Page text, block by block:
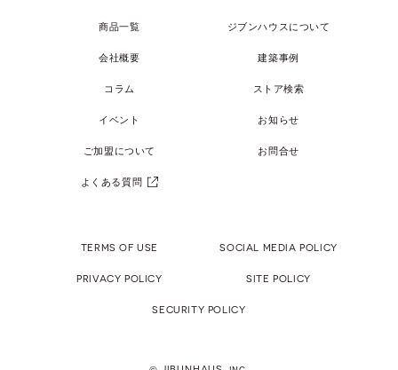
商品一覧 ジブンハウスについて
会社概要 建築事例
コラム ストア検索
イベント お知らせ
ご加盟について お問合せ
よくある質問
TERMS OF USE SOCIAL MEDIA POLICY
PRIVACY POLICY SITE POLICY
SECURITY POLICY